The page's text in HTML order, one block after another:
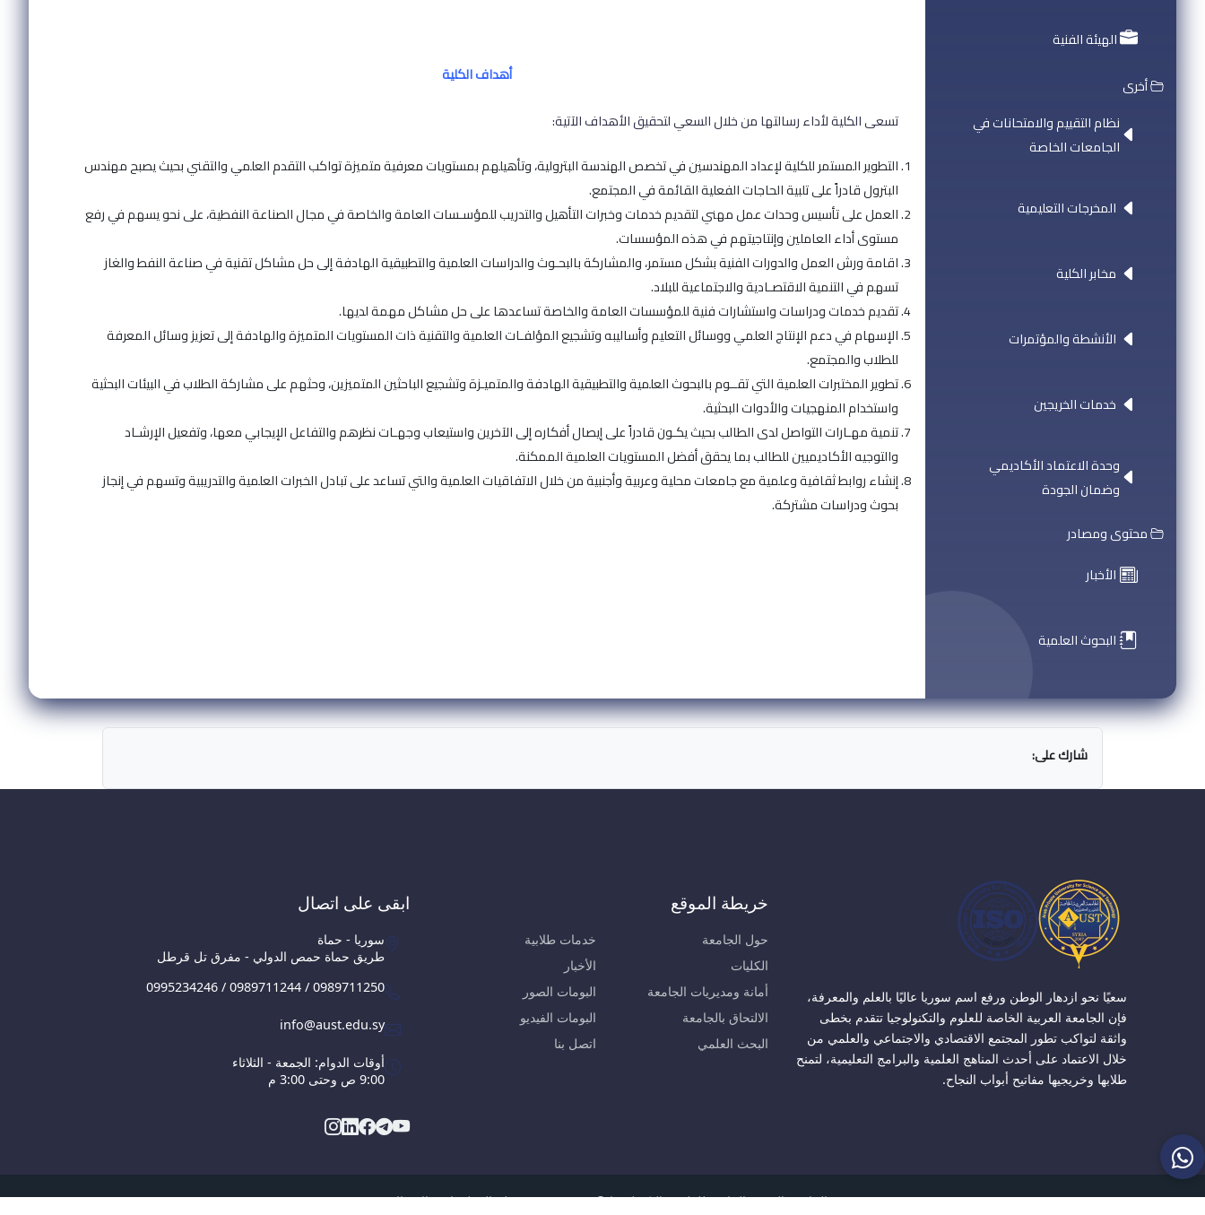
الهيئة الفنية
أخرى
نظام التقييم والامتحانات في
الجامعات الخاصة
المخرجات التعليمية
مخابر الكلية
الأنشطة والمؤتمرات
خدمات الخريجين
وحدة الاعتماد الأكاديمي
وضمان الجودة
محتوى ومصادر
الأخبار
البحوث العلمية
أهداف الكلية
تسعى الكلية لأداء رسالتها من خلال السعي لتحقيق الأهداف الآتية:
التطوير المستمر للكلية لإعداد المهندسين في تخصص الهندسة البترولية، وتأهيلهم بمستويات معرفية متميزة تواكب التقدم العلمي والتقني بحيث يصبح مهندس
البترول قادراً على تلبية الحاجات الفعلية القائمة في المجتمع.
العمل على تأسيس وحدات عمل مهني لتقديم خدمات وخبرات التأهيل والتدريب للمؤسـسات العامة والخاصة في مجال الصناعة النفطية، على نحو يسهم في رفع
مستوى أداء العاملين وإنتاجيتهم في هذه المؤسسات.
اقامة ورش العمل والدورات الفنية بشكل مستمر، والمشاركة بالبحـوث والدراسات العلمية والتطبيقية الهادفة إلى حل مشاكل تقنية في صناعة النفط والغاز
تسهم في التنمية الاقتصـادية والاجتماعية للبلاد.
تقديم خدمات ودراسات واستشارات فنية للمؤسسات العامة والخاصة تساعدها على حل مشاكل مهمة لديها.
الإسهام في دعم الإنتاج العلمي ووسائل التعليم وأساليبه وتشجيع المؤلفـات العلمية والتقنية ذات المستويات المتميزة والهادفة إلى تعزيز وسائل المعرفة
للطلاب والمجتمع.
تطوير المختبرات العلمية التي تقــوم بالبحوث العلمية والتطبيقية الهادفة والمتميـزة وتشجيع الباحثين المتميزين، وحثهم على مشاركة الطلاب في البيئات البحثية
واستخدام المنهجيات والأدوات البحثية.
تنمية مهـارات التواصل لدى الطالب بحيث يكـون قادراً على إيصال أفكاره إلى الآخرين واستيعاب وجهـات نظرهم والتفاعل الإيجابي معها، وتفعيل الإرشـاد
والتوجيه الأكاديميين للطالب بما يحقق أفضل المستويات العلمية الممكنة.
إنشاء روابط ثقافية وعلمية مع جامعات محلية وعربية وأجنبية من خلال الاتفاقيات العلمية والتي تساعد على تبادل الخبرات العلمية والتدريبية وتسهم في إنجاز
بحوث ودراسات مشتركة.
شارك على:
سعيًا نحو ازدهار الوطن ورفع اسم سوريا عاليًا بالعلم والمعرفة،
فإن الجامعة العربية الخاصة للعلوم والتكنولوجيا تتقدم بخطى
واثقة لتواكب تطور المجتمع الاقتصادي والاجتماعي والعلمي من
خلال الاعتماد على أحدث المناهج العلمية والبرامج التعليمية، لتمنح
طلابها وخريجيها مفاتيح أبواب النجاح.
خريطة الموقع
حول الجامعة
الكليات
أمانة ومديريات الجامعة
الالتحاق بالجامعة
البحث العلمي
خدمات طلابية
الأخبار
البومات الصور
البومات الفيديو
اتصل بنا
ابقى على اتصال
سوريا - حماة
طريق حماة حمص الدولي - مفرق تل قرطل
0995234246 / 0989711244 / 0989711250
info@aust.edu.sy
أوقات الدوام: الجمعة - الثلاثاء
9:00 ص وحتى 3:00 م
الجامعة العربية الخاصة للعلوم والتكنولوجيا © 2026, مديرية نظم المعلومات والاتصالات.